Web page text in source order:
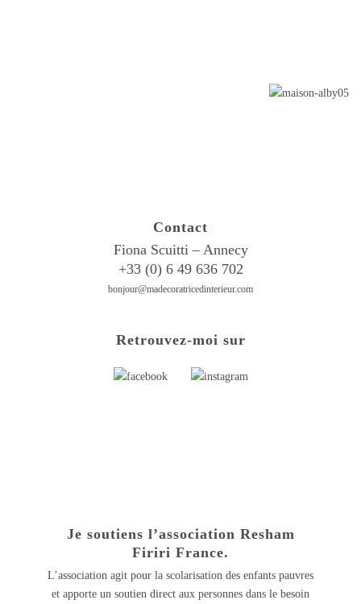
Contact
Fiona Scuitti – Annecy
+33 (0) 6 49 636 702
bonjour@madecoratricedinterieur.com
Retrouvez-moi sur
Je soutiens l’association Resham
Firiri France.
L’association agit pour la scolarisation des enfants pauvres
et apporte un soutien direct aux personnes dans le besoin